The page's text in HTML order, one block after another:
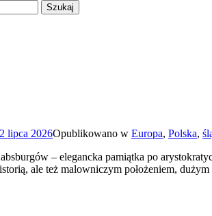
2 lipca 2026Opublikowano w Europa, Polska,
– elegancka pamiątka po
ale też malowniczym położeniem,